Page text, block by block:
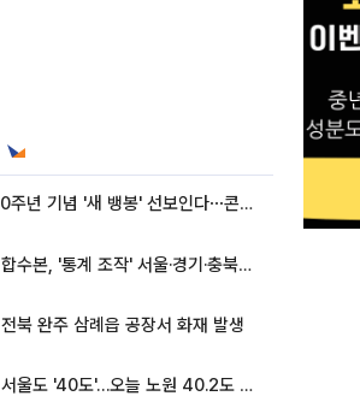
빅뱅, 20주년 기념 '새 뱅봉' 선보인다⋯콘서트 앞두고 팝업 개최
합수본, '통계 조작' 서울·경기·충북 선관위 등 추가 압수수색
전북 완주 삼례읍 공장서 화재 발생
서울도 '40도'…오늘 노원 40.2도 기록